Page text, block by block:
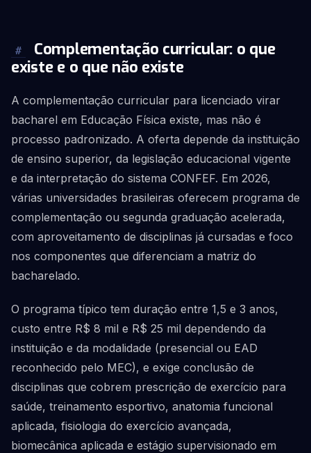
#
Complementação curricular: o que
existe e o que não existe
A complementação curricular para licenciado virar
bacharel em Educação Física existe, mas não é
processo padronizado. A oferta depende da instituição
de ensino superior, da legislação educacional vigente
e da interpretação do sistema CONFEF. Em 2026,
várias universidades brasileiras oferecem programa de
complementação ou segunda graduação acelerada,
com aproveitamento de disciplinas já cursadas e foco
nos componentes que diferenciam a matriz do
bacharelado.
O programa típico tem duração entre 1,5 e 3 anos,
custo entre R$ 8 mil e R$ 25 mil dependendo da
instituição e da modalidade (presencial ou EAD
reconhecido pelo MEC), e exige conclusão de
disciplinas que cobrem prescrição de exercício para
saúde, treinamento esportivo, anatomia funcional
aplicada, fisiologia do exercício avançada,
biomecânica aplicada e estágio supervisionado em